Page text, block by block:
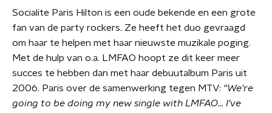
Socialite Paris Hilton is een oude bekende en een grote
fan van de party rockers. Ze heeft het duo gevraagd
om haar te helpen met haar nieuwste muzikale poging.
Met de hulp van o.a. LMFAO hoopt ze dit keer meer
succes te hebben dan met haar debuutalbum Paris uit
2006. Paris over de samenwerking tegen MTV: "We're
going to be doing my new single with LMFAO... I've